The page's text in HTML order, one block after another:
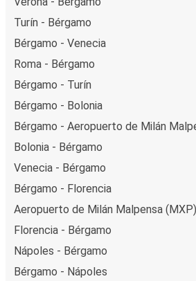
Turín - Bérgamo
Bérgamo - Venecia
Roma - Bérgamo
Bérgamo - Turín
Bérgamo - Bolonia
Bérgamo - Aeropuerto de Milán
Bolonia - Bérgamo
Venecia - Bérgamo
Bérgamo - Florencia
Aeropuerto de Milán Malpensa
Florencia - Bérgamo
Nápoles - Bérgamo
Bérgamo - Nápoles